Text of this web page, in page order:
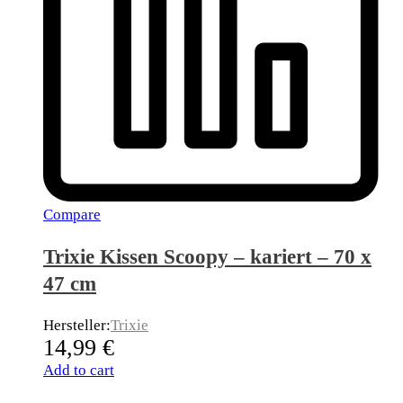
Compare
Trixie Kissen Scoopy – kariert – 70 x
47 cm
Hersteller:Trixie
14,99 €
Add to cart